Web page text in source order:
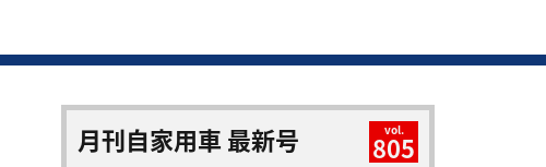
月刊自家用車 最新号 vol.
805